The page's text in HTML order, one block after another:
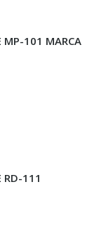
MP-101 MARCA
RD-111